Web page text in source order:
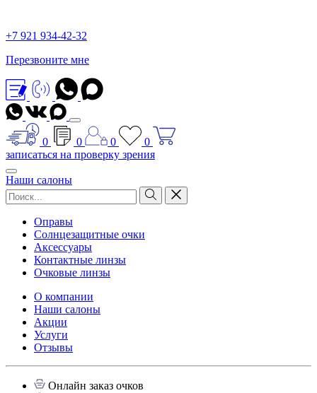
+7 921 934-42-32
Перезвоните мне
0 0 0
0
записаться на проверку зрения
Наши салоны
Оправы
Солнцезащитные очки
Аксессуары
Контактные линзы
Очковые линзы
О компании
Наши салоны
Акции
Услуги
Отзывы
Онлайн заказ очков